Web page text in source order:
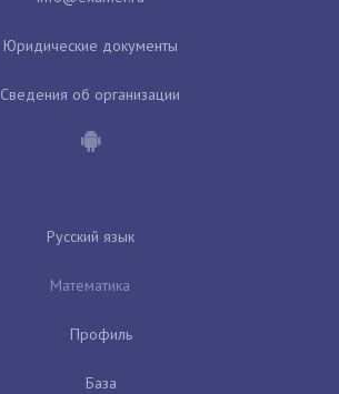
Юридические документы
Сведения об организации
Русский язык
Математика
Профиль
База